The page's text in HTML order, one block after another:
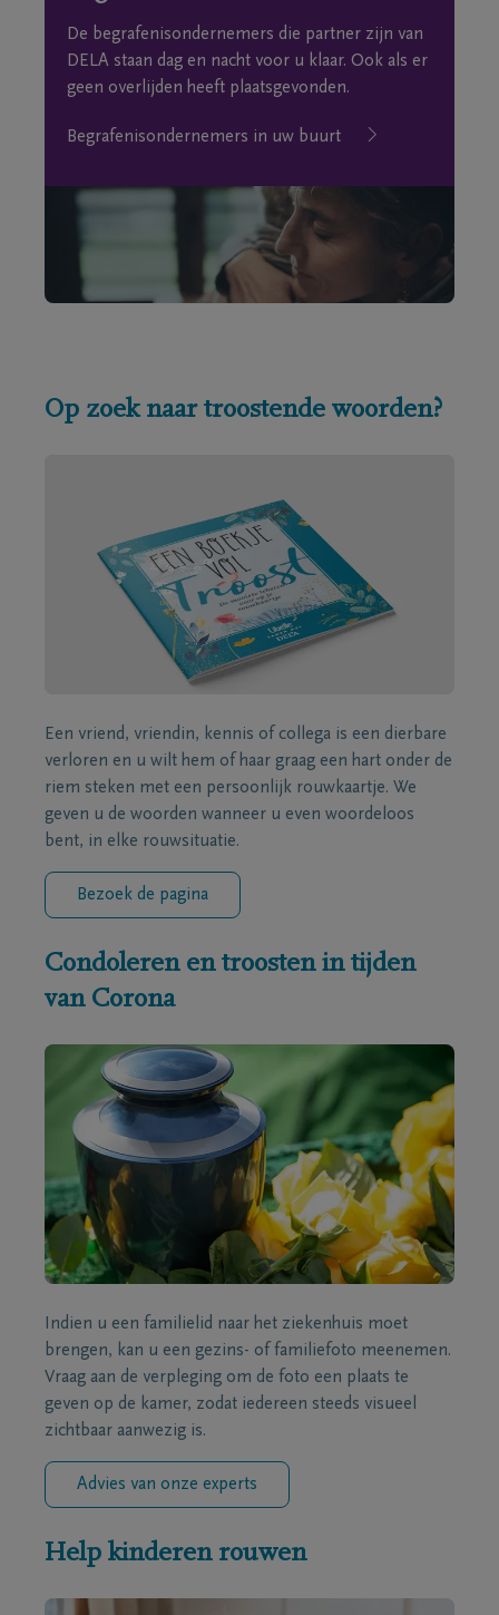
De begrafenisondernemers die partner zijn van
DELA staan dag en nacht voor u klaar. Ook als er
geen overlijden heeft plaatsgevonden.
Begrafenisondernemers in uw buurt
Op zoek naar troostende woorden?
Een vriend, vriendin, kennis of collega is een dierbare
verloren en u wilt hem of haar graag een hart onder de
riem steken met een persoonlijk rouwkaartje. We
geven u de woorden wanneer u even woordeloos
bent, in elke rouwsituatie.
Bezoek de pagina
Condoleren en troosten in tijden
van Corona
Indien u een familielid naar het ziekenhuis moet
brengen, kan u een gezins- of familiefoto meenemen.
Vraag aan de verpleging om de foto een plaats te
geven op de kamer, zodat iedereen steeds visueel
zichtbaar aanwezig is.
Advies van onze experts
Help kinderen rouwen